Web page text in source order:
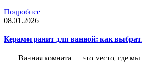
Подробнее
08.01.2026
Керамогранит для ванной: как
Ванная комната — это место, где